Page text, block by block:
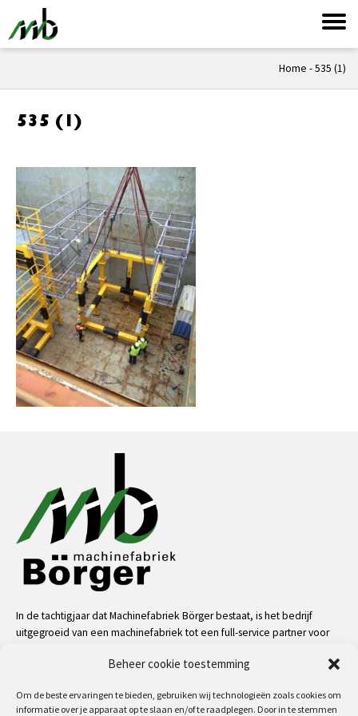
Beheer cookie toestemming
Om de beste ervaringen te bieden, gebruiken wij technologieën zoals cookies om
informatie over je apparaat op te slaan en/of te raadplegen. Door in te stemmen
Home -535 (1)
535 (1)
In de tachtigjaar dat Machinefabriek Börger bestaat, is het bedrijf
uitgegroeid van een machinefabriek tot een full-service partner voor
bijna alle uitdagingen aan op het gebied van service, machinale